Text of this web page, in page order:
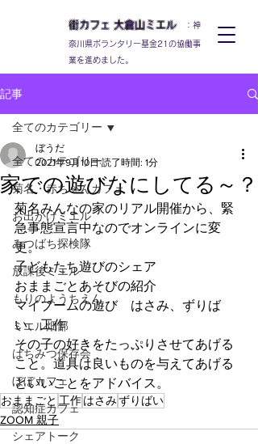
街カフェ 大倉山ミエル：神
奈川県ボランタリー基金21の協働事
業を進めました。
記事
全てのカテゴリー
菊名・赤ちゃんカフェ
お出かけミエル
みつばち探検隊
放課後ミエル
もりのようちえん
ミエル畑部
はちみつ保存会
ぼぼカフェ
認知症カフェ
シェアトーク
全てのカテゴリー
家での遊びなにしてる～？
ぼうだ
2021年9月10日 読了時間: 1分
菊名みんなの家のリアル開催から、緊
急事態宣言中なのでオンラインに変
更。
子どもたち遊びのシェア
おままごとあそびの紹介
マイブームの遊び　はさみ、ずりば
い、工作
その子の好きをたっぷりさせてあげる
こと。道具は良いものを与えてあげる
といいことをアドバイス。
おままごと 工作はさみずりばい
ZOOM 親子